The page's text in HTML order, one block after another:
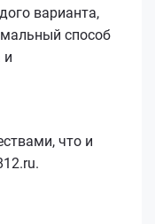
варианта,
способ
и
что и